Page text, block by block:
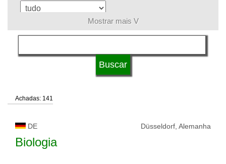
língua
qualificação
tipo de universidade
Mostrar mais V
Achadas: 141
DE Düsseldorf, Alemanha
Biologia